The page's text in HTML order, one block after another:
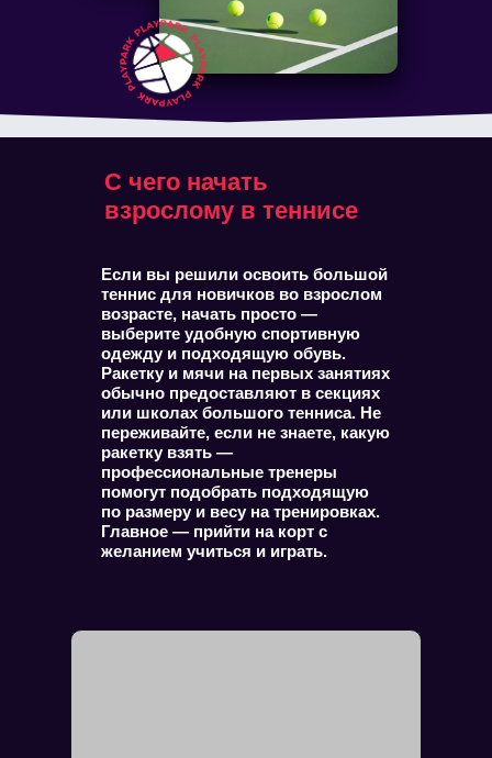
С чего начать
взрослому в теннисе
Если вы решили освоить большой
теннис для новичков во взрослом
возрасте, начать просто —
выберите удобную спортивную
одежду и подходящую обувь.
Ракетку и мячи на первых занятиях
обычно предоставляют в секциях
или школах большого тенниса. Не
переживайте, если не знаете, какую
ракетку взять —
профессиональные тренеры
помогут подобрать подходящую
по размеру и весу на тренировках.
Главное — прийти на корт с
желанием учиться и играть.